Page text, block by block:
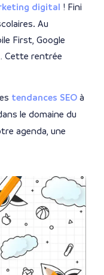
digital ! Fini
Au
First, Google
Cette rentrée
tendances SEO à
le domaine du
agenda, une